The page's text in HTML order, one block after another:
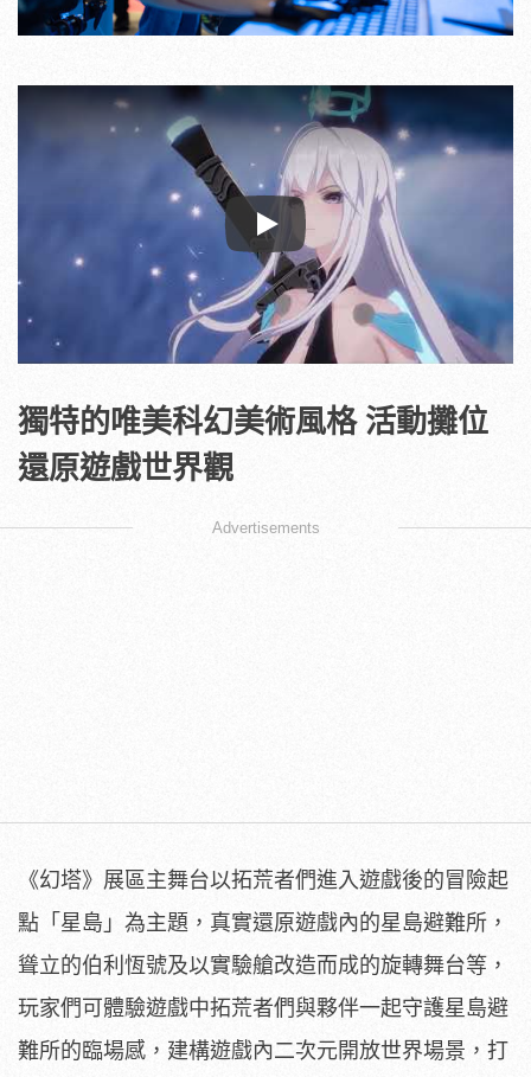
Play
獨特的唯美科幻美術風格 活動攤位
還原遊戲世界觀
Advertisements
《幻塔》展區主舞台以拓荒者們進入遊戲後的冒險起
點「星島」為主題，真實還原遊戲內的星島避難所，
聳立的伯利恆號及以實驗艙改造而成的旋轉舞台等，
玩家們可體驗遊戲中拓荒者們與夥伴一起守護星島避
難所的臨場感，建構遊戲內二次元開放世界場景，打